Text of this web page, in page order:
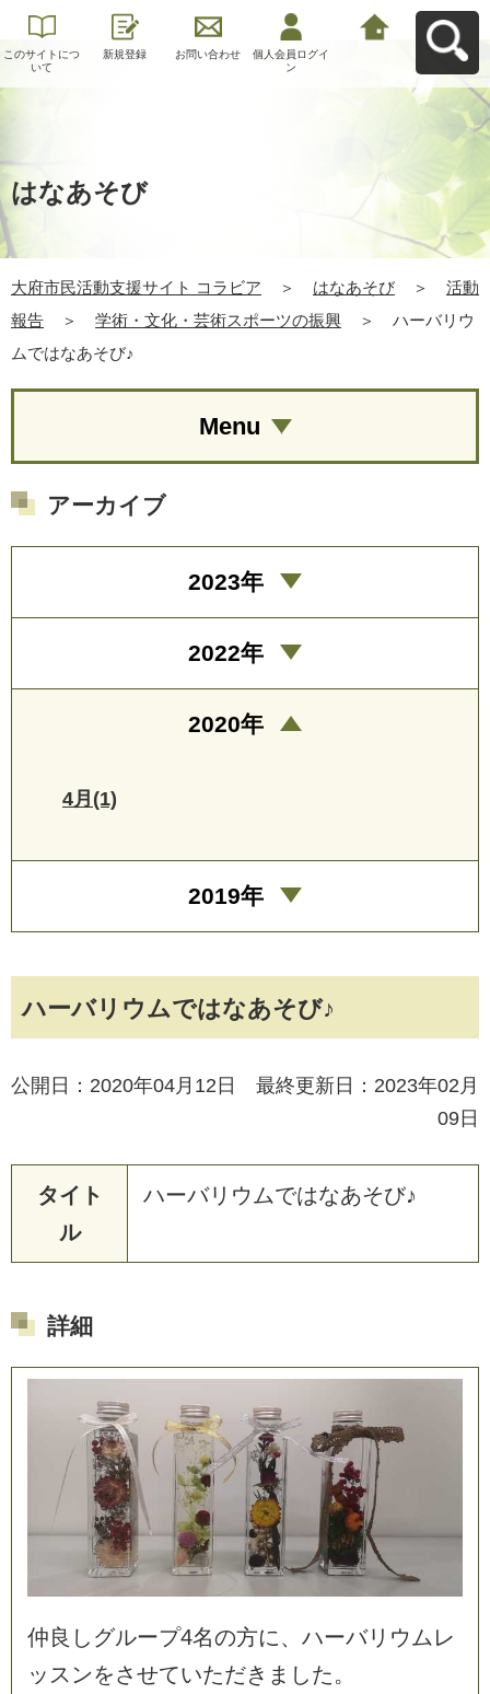
このサイトにつ
いて
新規登録 お問い合わせ
個人会員ログイ
ン
はなあそび
大府市民活動支援サイト コラビア ＞ はなあそび ＞
活動
報告
＞ 学術・文化・芸術スポーツの振興 ＞
ハーバリウ
ムではなあそび♪
ハーバリウムではなあそび♪
公開日：2020年04月12日 最終更新日：2023年02月
09日
タイト
ル
ハーバリ ウ ムではなあそび♪
詳細
仲良 し グループ4名の方に、 ハーバリ ウ ム レ
ッ ス ンをさせていただき ま した。
Menu
アーカイブ
2023年
2022年
2020年
4月(1)
2019年